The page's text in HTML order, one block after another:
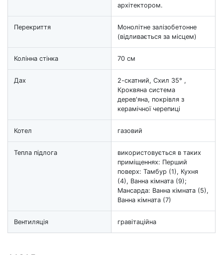
архітектором.
Перекриття
Монолітне залізобетонне
(відливається за місцем)
Колінна стінка 70 см
Дах
2-скатний, Схил 35° ,
Кроквяна система
дерев'яна, покрівля з
керамічної черепиці
Котел газовий
Тепла підлога
використовується в таких
приміщеннях: Перший
поверх: Тамбур (1), Кухня
(4), Ванна кімната (9);
Мансарда: Ванна кімната (5),
Ванна кімната (7)
Вентиляція гравітаційна